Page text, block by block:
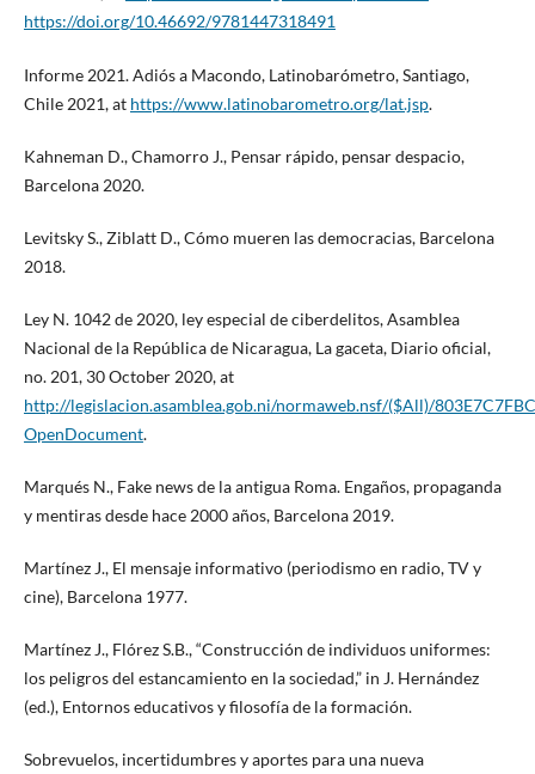
https://doi.org/10.46692/9781447318491
Informe 2021. Adiós a Macondo, Latinobarómetro, Santiago,
Chile 2021, at https://www.latinobarometro.org/lat.jsp.
Kahneman D., Chamorro J., Pensar rápido, pensar despacio,
Barcelona 2020.
Levitsky S., Ziblatt D., Cómo mueren las democracias, Barcelona
2018.
Ley N. 1042 de 2020, ley especial de ciberdelitos, Asamblea
Nacional de la República de Nicaragua, La gaceta, Diario oficial,
no. 201, 30 October 2020, at
http://legislacion.asamblea.gob.ni/normaweb.nsf/($All)/
OpenDocument.
Marqués N., Fake news de la antigua Roma. Engaños, propaganda
y mentiras desde hace 2000 años, Barcelona 2019.
Martínez J., El mensaje informativo (periodismo en radio, TV y
cine), Barcelona 1977.
Martínez J., Flórez S.B., “Construcción de individuos uniformes:
los peligros del estancamiento en la sociedad,” in J. Hernández
(ed.), Entornos educativos y filosofía de la formación.
Sobrevuelos, incertidumbres y aportes para una nueva